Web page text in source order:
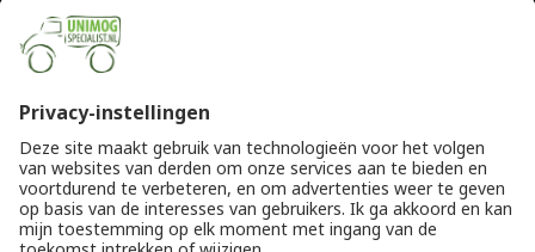
Unimog APK-keuringen
CONTACTGEGEVENS
Unimogspecialist
5334 JK Velddriel
T0418 632073